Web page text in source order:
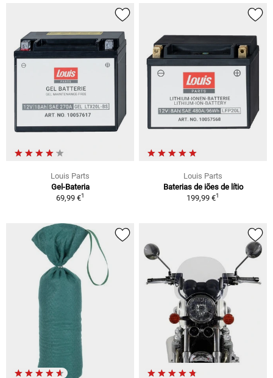
Louis Parts
Gel-Bateria
69,99 €1
Louis Parts
Baterias de iões de lítio
199,99 €1